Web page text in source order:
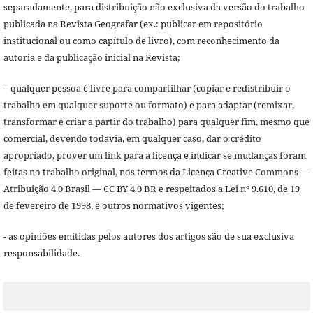
separadamente, para distribuição não exclusiva da versão do trabalho
publicada na Revista Geografar (ex.: publicar em repositório
institucional ou como capítulo de livro), com reconhecimento da
autoria e da publicação inicial na Revista;
– qualquer pessoa é livre para compartilhar (copiar e redistribuir o
trabalho em qualquer suporte ou formato) e para adaptar (remixar,
transformar e criar a partir do trabalho) para qualquer fim, mesmo que
comercial, devendo todavia, em qualquer caso, dar o crédito
apropriado, prover um link para a licença e indicar se mudanças foram
feitas no trabalho original, nos termos da Licença Creative Commons —
Atribuição 4.0 Brasil — CC BY 4.0 BR e respeitados a Lei nº 9.610, de 19
de fevereiro de 1998, e outros normativos vigentes;
- as opiniões emitidas pelos autores dos artigos são de sua exclusiva
responsabilidade.